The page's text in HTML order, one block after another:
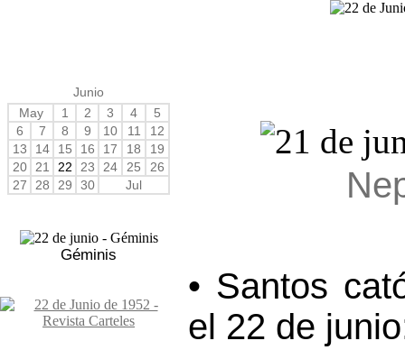
Junio
May
1 2 3 4
5
6
7 8 9 10 11
12
13
14 15 16 17 18
19
20
21 22 23 24 25
26
27
28 29 30 Jul
Géminis
• Santos
el 22 de